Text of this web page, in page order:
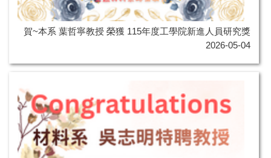
賀~本系 葉哲寧教授 榮獲 115年度工學院新進人員研究獎
2026-05-04